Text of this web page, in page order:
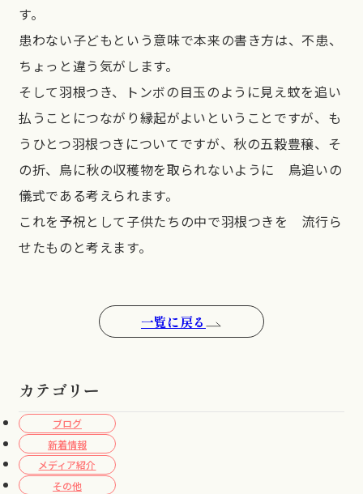
カテゴリー
ブログ
新着情報
メディア紹介
その他
す。
患わない子どもという意味で本来の書き方は、不患、
ちょっと違う気がします。
そして羽根つき、トンボの目玉のように見え蚊を追い
払うことにつながり縁起がよいということですが、も
うひとつ羽根つきについてですが、秋の五穀豊穣、そ
の折、鳥に秋の収穫物を取られないように 鳥追いの
儀式である考えられます。
これを予祝として子供たちの中で羽根つきを 流行ら
せたものと考えます。
一覧に戻る